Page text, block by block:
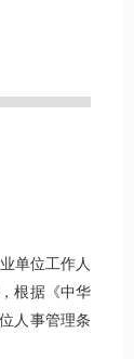
单位工作人
根据《中华
人事管理条